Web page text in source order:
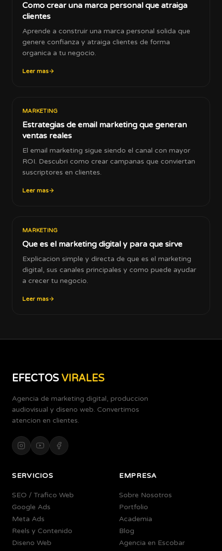
Como crear una marca personal que atraiga
clientes
Aprende a construir una marca personal solida que
genere confianza y atraiga clientes de forma
organica a tu negocio.
Leer mas
MARKETING
Estrategias de email marketing que generan
ventas reales
El email marketing sigue siendo el canal con mayor
ROI. Descubri como crear campanas que conviertan
suscriptores en clientes.
Leer mas
MARKETING
Que es el marketing digital y para que sirve
Explicacion simple y directa de que es el marketing
digital, sus canales principales y como puede ayudar
a crecer tu negocio.
Leer mas
EFECTOS VIRALES
Agencia de marketing digital, produccion
audiovisual y diseno web. Convertimos
atencion en clientes.
SERVICIOS
SEO / Trafico Web
Google Ads
Meta Ads
Reels y Contenido
Diseno Web
EMPRESA
Sobre Nosotros
Portfolio
Academia
Blog
Agencia en Escobar